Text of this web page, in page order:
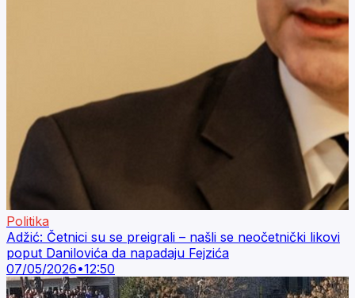
Politika
Adžić: Četnici su se preigrali – našli se neočetnički likovi
poput Danilovića da napadaju Fejzića
07/05/2026•12:50